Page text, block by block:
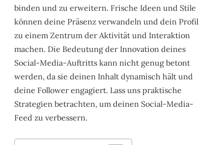
binden und zu erweitern. Frische Ideen und Stile
können deine Präsenz verwandeln und dein Profil
zu einem Zentrum der Aktivität und Interaktion
machen. Die Bedeutung der Innovation deines
Social-Media-Auftritts kann nicht genug betont
werden, da sie deinen Inhalt dynamisch hält und
deine Follower engagiert. Lass uns praktische
Strategien betrachten, um deinen Social-Media-
Feed zu verbessern.